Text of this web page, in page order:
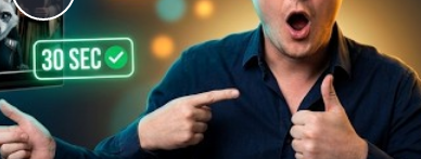
Play
Video